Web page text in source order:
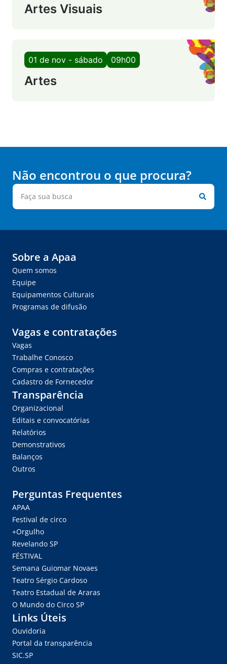
Artes Visuais
01 de nov - sábado 09h00
Artes
Não encontrou o que procura?
Sobre a Apaa
Quem somos
Equipe
Equipamentos Culturais
Programas de difusão
Vagas e contratações
Vagas
Trabalhe Conosco
Compras e contratações
Cadastro de Fornecedor
Transparência
Organizacional
Editais e convocatórias
Relatórios
Demonstrativos
Balanços
Outros
Perguntas Frequentes
APAA
Festival de circo
+Orgulho
Revelando SP
FÉSTIVAL
Semana Guiomar Novaes
Teatro Sérgio Cardoso
Teatro Estadual de Araras
O Mundo do Circo SP
Links Úteis
Ouvidoria
Portal da transparência
SIC.SP